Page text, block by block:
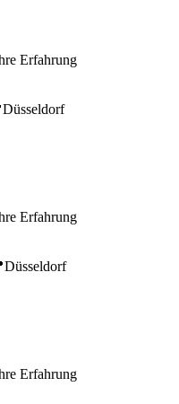
Erfahrung
Düsseldorf
Erfahrung
Düsseldorf
Erfahrung